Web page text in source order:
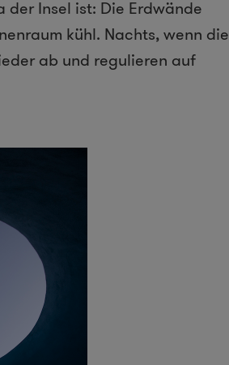
Insel ist: Die Erdwände
kühl. Nachts, wenn die
ab und regulieren auf